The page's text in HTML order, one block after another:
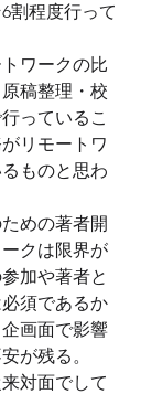
割程度行って
ワークの比
稿整理・校
っているこ
リモートワ
ものと思わ
めの著者開
クは限界が
加や著者と
須であるか
画面で影響
が残る。
対面でして